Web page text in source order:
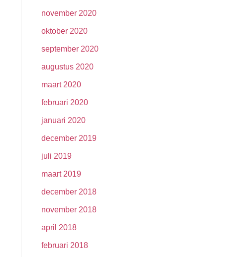
november 2020
oktober 2020
september 2020
augustus 2020
maart 2020
februari 2020
januari 2020
december 2019
juli 2019
maart 2019
december 2018
november 2018
april 2018
februari 2018